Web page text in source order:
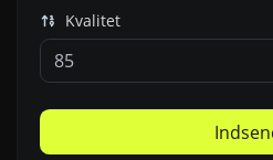
Kvalitet